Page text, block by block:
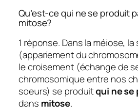
Qu’est-ce qui ne se produit
mitose?
1 réponse. Dans la méiose,
(appariement du
le croisement (échange de
chromosomique entre nos
soeurs) se produitqui ne se
dans mitose.